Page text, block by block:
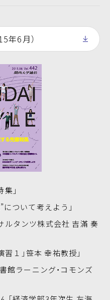
年6月）
」
ついて考えよう」
ルタンツ株式会社 吉滿 奏
１」笹本 幸祐教授」
館ラーニング・コモンズ